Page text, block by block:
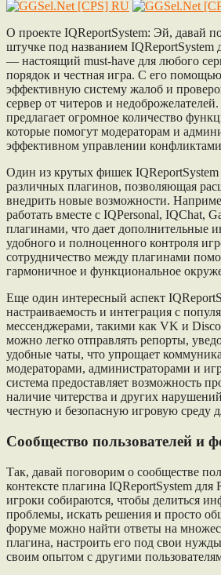
О проекте IQReportSystem: Эй, давай
штучке под названием IQReportSystem
— настоящий must-have для любого
порядок и честная игра. С его
эффективную систему жалоб и
сервер от читеров и
предлагает огромное количество
которые помогут модераторам и
эффективном управлении
Один из крутых фишек
различных плагинов, позволяющая
внедрить новые возможности.
работать вместе с IQPersonal, IQChat,
плагинами, что дает дополнительные
удобного и полноценного контроля
сотрудничество между плагинами
гармоничное и функциональное
Еще один интересный аспект
настраиваемость и интеграция с
мессенджерами, такими как VK и
можно легко отправлять репорты,
удобные чаты, что упрощает
модераторами, администраторами и
система предоставляет возможность
наличие читерства и других
честную и безопасную игровую среду
Сообщество пользователей и
Так, давай поговорим о сообществе
контексте плагина IQReportSystem для
игроки собираются, чтобы делиться
проблемы, искать решения и просто
форуме можно найти ответы на
плагина, настроить его под свои
своим опытом с другими